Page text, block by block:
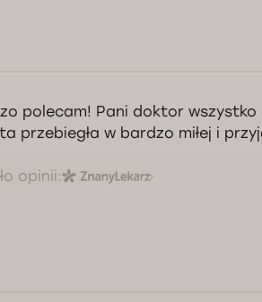
polecam! Pani doktor wszystko
przebiegła w bardzo miłej i
opinii: